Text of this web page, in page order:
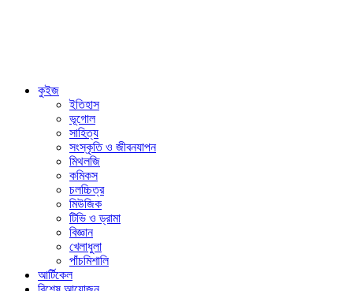
কুইজ
ইতিহাস
ভূগোল
সাহিত্য
সংস্কৃতি ও জীবনযাপন
মিথলজি
কমিকস
চলচ্চিত্র
মিউজিক
টিভি ও ড্রামা
বিজ্ঞান
খেলাধুলা
পাঁচমিশালি
আর্টিকেল